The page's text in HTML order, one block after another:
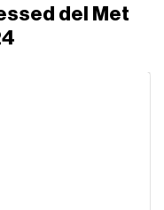
del Met